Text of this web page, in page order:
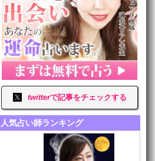
twitterで記事をチェックする
人気占い師ランキング